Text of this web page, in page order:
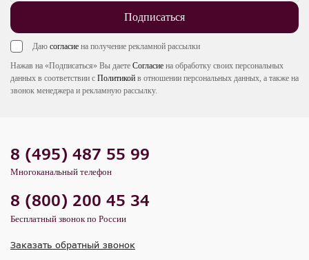
Подписаться
Даю согласие на получение рекламной рассылки
Нажав на «Подписаться» Вы даете Согласие на обработку своих персональных
данных в соответствии с Политикой в отношении персональных данных, а также на
звонок менеджера и рекламную рассылку.
8 (495) 487 55 99
Многоканальный телефон
8 (800) 200 45 34
Бесплатный звонок по России
Заказать обратный звонок